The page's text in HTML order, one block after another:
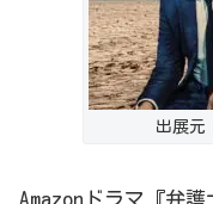
出展元
Amazon ドラマ
『弁